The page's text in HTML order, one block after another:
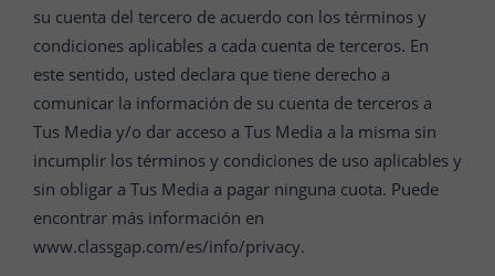
su cuenta del tercero de acuerdo con los términos y
condiciones aplicables a cada cuenta de terceros. En
este sentido, usted declara que tiene derecho a
comunicar la información de su cuenta de terceros a
Tus Media y/o dar acceso a Tus Media a la misma sin
incumplir los términos y condiciones de uso aplicables y
sin obligar a Tus Media a pagar ninguna cuota. Puede
encontrar más información en
www.classgap.com/es/info/privacy.